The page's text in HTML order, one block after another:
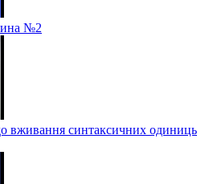
№2
вживання синтаксичних одиниць